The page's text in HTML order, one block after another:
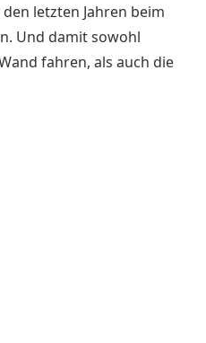
letzten Jahren beim
Und damit sowohl
fahren, als auch die